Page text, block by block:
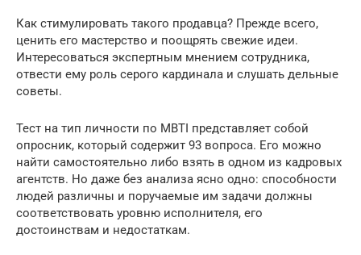
Как стимулировать такого продавца? Прежде всего,
ценить его мастерство и поощрять свежие идеи.
Интересоваться экспертным мнением сотрудника,
отвести ему роль серого кардинала и слушать дельные
советы.
Тест на тип личности по MBTI представляет собой
опросник, который содержит 93 вопроса. Его можно
найти самостоятельно либо взять в одном из кадровых
агентств. Но даже без анализа ясно одно: способности
людей различны и поручаемые им задачи должны
соответствовать уровню исполнителя, его
достоинствам и недостаткам.